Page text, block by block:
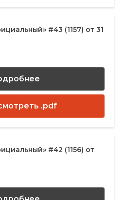
#43 (1157) от 31
.pdf
#42 (1156) от